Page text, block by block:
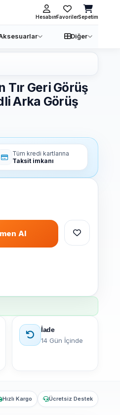
HesabımFavorilerSepetim
Diğer
Geri Görüş
Arka Görüş
Tüm kredi kartlarına
Taksit imkanı
Al
İade
14 Gün İçinde
Hızlı Kargo Ücretsiz Destek